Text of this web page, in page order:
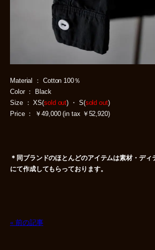
Material ： Cotton 100％
Color ： Black
Size ： XS(sold out) ・ S(sold out)
Price ： ￥49,000 (in tax ￥52,920)
＊同ブランドのほとんどのアイテムは素材・ディ
にて作成してもらっております。
« 前の記事